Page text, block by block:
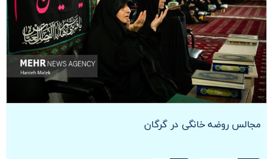
مجالس روضه خانگی در گرگان